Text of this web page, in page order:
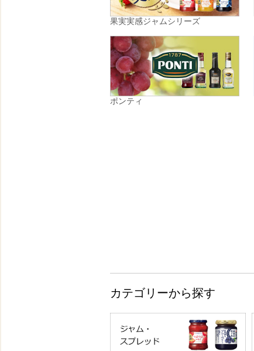
果実実感ジャムシリーズ
ポンティ
カテゴリーから探す